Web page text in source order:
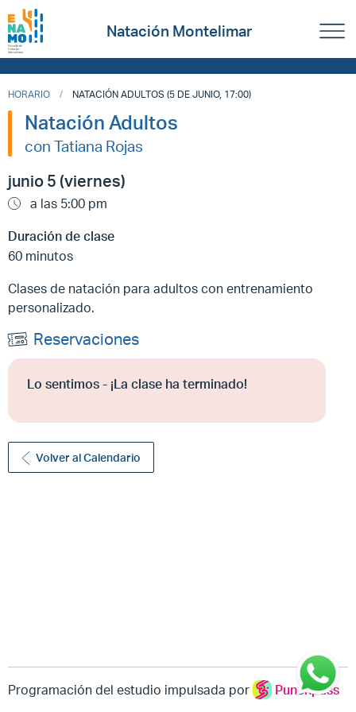
Natación Montelimar
HORARIO NATACIÓN ADULTOS (5 DE JUNIO, 17:00)
Natación Adultos
con Tatiana Rojas
junio 5 (viernes)
a las 5:00 pm
Duración de clase
60 minutos
Clases de natación para adultos con entrenamiento
personalizado.
Reservaciones
Lo sentimos - ¡La clase ha terminado!
Volver al Calendario
Programación del estudio impulsada por Punchpass